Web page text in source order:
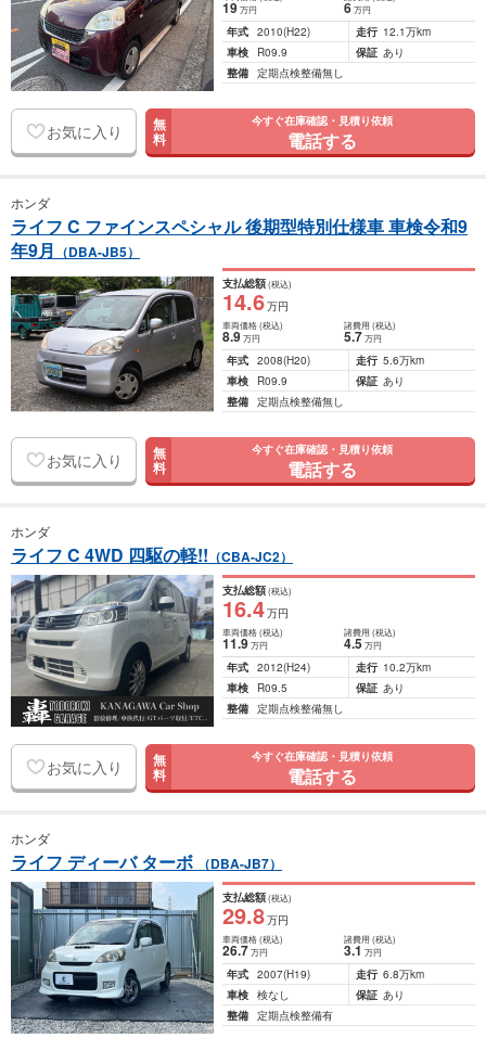
19万円 6 万円
年式 2010(H22) 走行 12.1万km
車検
R09.9 保証 あり
整備 定期点検整備無し
お気に入り 無
料
今すぐ在庫確認・見積り依頼
電話する
ホンダ
ライフ C ファインスペシャル 後期型特別仕様車 車検令和9
年9月 （DBA-JB5）
支払総額(税込)
14.6万円
車両価格(税込)
8.9万円
諸費用 (税込)
5.7 万円
年式 2008(H20) 走行 5.6万km
車検
R09.9 保証 あり
整備 定期点検整備無し
お気に入り 無
料
今すぐ在庫確認・見積り依頼
電話する
ホンダ
ライフ C 4WD 四駆の軽!! （CBA-JC2）
支払総額(税込)
16.4万円
車両価格(税込)
11.9万円
諸費用 (税込)
4.5 万円
年式 2012(H24) 走行 10.2万km
車検
R09.5 保証 あり
整備 定期点検整備無し
お気に入り 無
料
今すぐ在庫確認・見積り依頼
電話する
ホンダ
ライフ ディーバ ターボ （DBA-JB7）
支払総額(税込)
29.8万円
車両価格(税込)
26.7万円
諸費用 (税込)
3.1 万円
年式 2007(H19) 走行 6.8万km
車検 検なし 保証 あり
整備 定期点検整備有